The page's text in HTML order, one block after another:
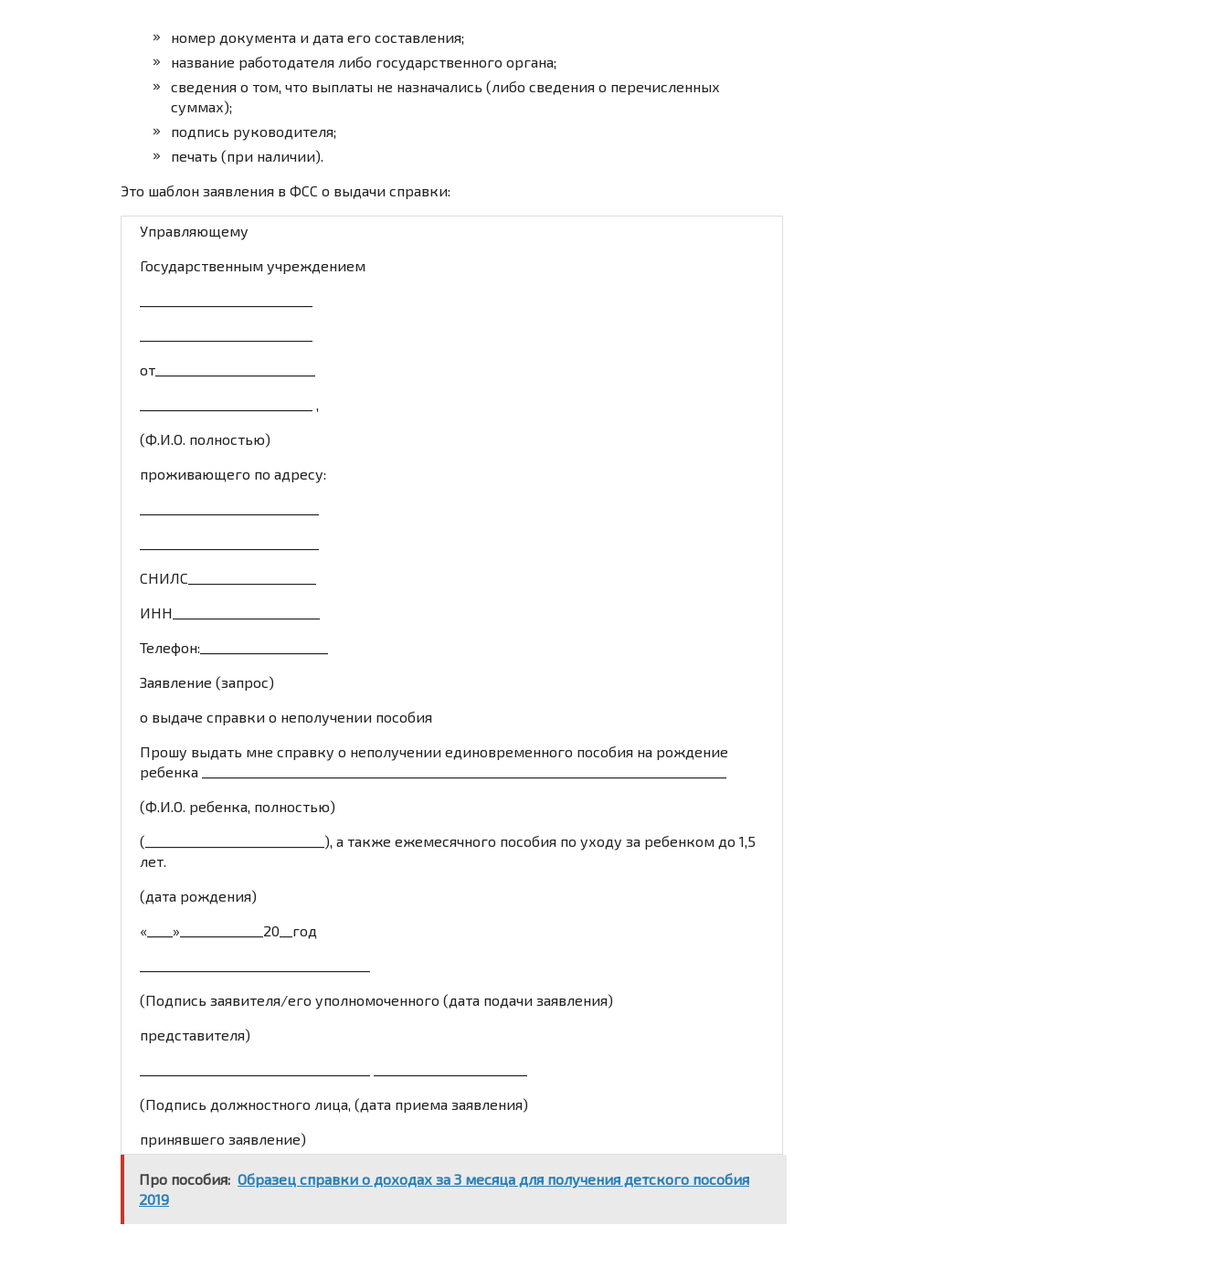
номер документа и дата его составления;
название работодателя либо государственного органа;
сведения о том, что выплаты не назначались (либо сведения о перечисленных
суммах);
подпись руководителя;
печать (при наличии).
Это шаблон заявления в ФСС о выдачи справки:
Управляющему
Государственным учреждением
от_________________________
___________________________ ,
(Ф.И.О. полностью)
проживающего по адресу:
СНИЛС____________________
ИНН_______________________
Телефон:____________________
Заявление (запрос)
о выдаче справки о неполучении пособия
Прошу выдать мне справку о неполучении единовременного пособия на рождение
ребенка __________________________________________________________________________________
(Ф.И.О. ребенка, полностью)
(____________________________), а также ежемесячного пособия по уходу за ребенком до 1,5
лет.
(дата рождения)
«____»_____________20__год
(Подпись заявителя/его уполномоченного (дата подачи заявления)
представителя)
(Подпись должностного лица, (дата приема заявления)
принявшего заявление)
Про пособия: Образец справки о доходах за 3 месяца для получения детского пособия
2019